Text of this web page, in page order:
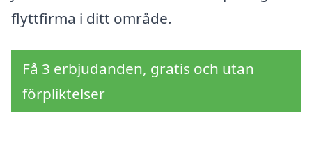
flyttfirma i ditt område.
Få 3 erbjudanden, gratis och utan
förpliktelser